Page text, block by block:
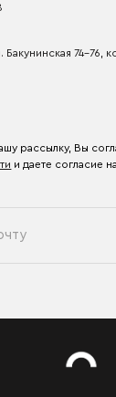
74-76,
рассылку, Вы
и даете согласие